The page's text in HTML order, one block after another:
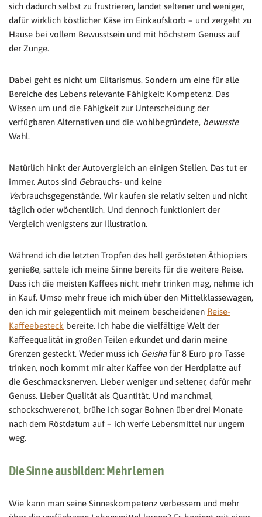
sich dadurch selbst zu frustrieren, landet seltener und weniger,
dafür wirklich köstlicher Käse im Einkaufskorb – und zergeht zu
Hause bei vollem Bewusstsein und mit höchstem Genuss auf
der Zunge.
Dabei geht es nicht um Elitarismus. Sondern um eine für alle
Bereiche des Lebens relevante Fähigkeit: Kompetenz. Das
Wissen um und die Fähigkeit zur Unterscheidung der
verfügbaren Alternativen und die wohlbegründete, bewusste
Wahl.
Natürlich hinkt der Autovergleich an einigen Stellen. Das tut er
immer. Autos sind Gebrauchs- und keine
Verbrauchsgegenstände. Wir kaufen sie relativ selten und nicht
täglich oder wöchentlich. Und dennoch funktioniert der
Vergleich wenigstens zur Illustration.
Während ich die letzten Tropfen des hell gerösteten Äthiopiers
genieße, sattele ich meine Sinne bereits für die weitere Reise.
Dass ich die meisten Kaffees nicht mehr trinken mag, nehme ich
in Kauf. Umso mehr freue ich mich über den Mittelklassewagen,
den ich mir gelegentlich mit meinem bescheidenen Reise-
Kaffeebesteck bereite. Ich habe die vielfältige Welt der
Kaffeequalität in großen Teilen erkundet und darin meine
Grenzen gesteckt. Weder muss ich Geishafür 8 Euro pro Tasse
trinken, noch kommt mir alter Kaffee von der Herdplatte auf
die Geschmacksnerven. Lieber weniger und seltener, dafür mehr
Genuss. Lieber Qualität als Quantität. Und manchmal,
schockschwerenot, brühe ich sogar Bohnen über drei Monate
nach dem Röstdatum auf – ich werfe Lebensmittel nur ungern
weg.
Die Sinne ausbilden: Mehr lernen
Wie kann man seine Sinneskompetenz verbessern und mehr